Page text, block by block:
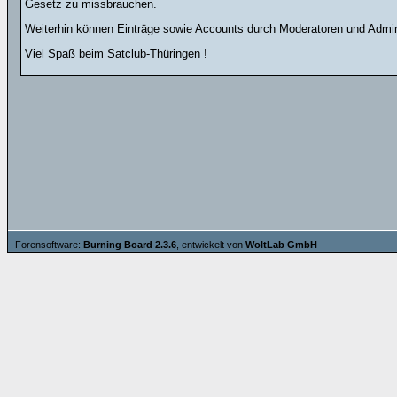
Gesetz zu missbrauchen.
Weiterhin können Einträge sowie Accounts durch Moderatoren und
Viel Spaß beim Satclub-Thüringen !
Forensoftware: Burning Board 2.3.6 , entwickelt von WoltLab GmbH